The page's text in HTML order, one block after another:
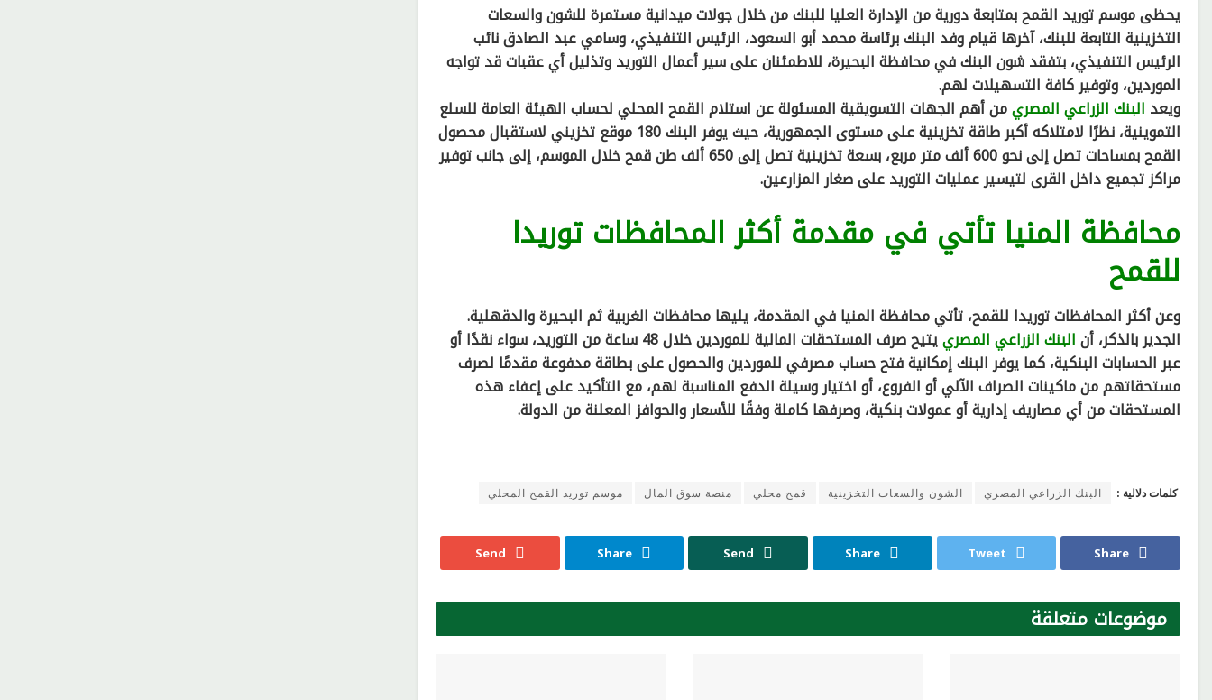
يحظى موسم توريد القمح بمتابعة دورية من الإدارة العليا للبنك من خلال جولات ميدانية مستمرة للشون والسعات
التخزينية التابعة للبنك، آخرها قيام وفد البنك برئاسة محمد أبو السعود، الرئيس التنفيذي، وسامي عبد الصادق نائب
الرئيس التنفيذي، بتفقد شون البنك في محافظة البحيرة، للاطمئنان على سير أعمال التوريد وتذليل أي عقبات قد تواجه
الموردين، وتوفير كافة التسهيلات لهم.
ويعد البنك الزراعي المصريمن أهم الجهات التسويقية المسئولة عن استلام القمح المحلي لحساب الهيئة العامة للسلع
التموينية، نظرًا لامتلاكه أكبر طاقة تخزينية على مستوى الجمهورية، حيث يوفر البنك 180 موقع تخزيني لاستقبال محصول
القمح بمساحات تصل إلى نحو 600 ألف متر مربع، بسعة تخزينية تصل إلى 650 ألف طن قمح خلال الموسم، إلى جانب توفير
مراكز تجميع داخل القرى لتيسير عمليات التوريد على صغار المزارعين.
محافظة المنيا تأتي في مقدمة أكثر المحافظات توريدا
للقمح
وعن أكثر المحافظات توريدا للقمح، تأتي محافظة المنيا في المقدمة، يليها محافظات الغربية ثم البحيرة والدقهلية.
الجدير بالذكر، أنالبنك الزراعي المصري
يتيح صرف المستحقات المالية للموردين خلال 48 ساعة من التوريد، سواء نقدًا أو
عبر الحسابات البنكية، كما يوفر البنك إمكانية فتح حساب مصرفي للموردين والحصول على بطاقة مدفوعة مقدمًا لصرف
مستحقاتهم من ماكينات الصراف الآلي أو الفروع، أو اختيار وسيلة الدفع المناسبة لهم، مع التأكيد على إعفاء هذه
المستحقات من أي مصاريف إدارية أو عمولات بنكية، وصرفها كاملة وفقًا للأسعار والحوافز المعلنة من الدولة.
كلمات دلالية : البنك الزراعي المصري الشون والسعات التخزينية قمح محلي منصة سوق المال موسم توريد القمح المحلي
Share
Tweet
Share
Send
Share
Send
موضوعات متعلقة